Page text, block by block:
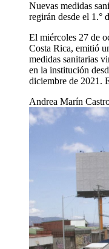
Nuevas medidas
regirán desde el 1.°
El miércoles 27 de
Costa Rica, emitió
medidas sanitarias
en la institución
diciembre de 2021.
Andrea Marín